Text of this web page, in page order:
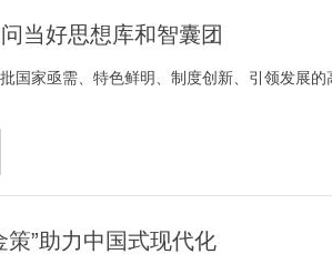
当好思想库和智囊团
国家亟需、特色鲜明、制度创新、引领发展
策”助力中国式现代化